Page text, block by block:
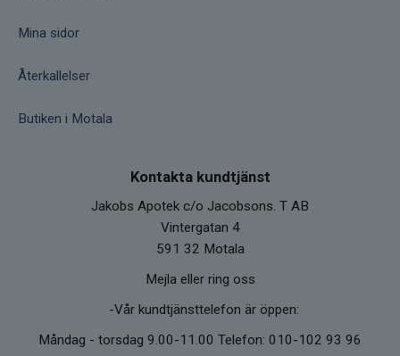
Mina sidor
Återkallelser
Butiken i Motala
Kontakta kundtjänst
Jakobs Apotek c/o Jacobsons. T AB
Vintergatan 4
591 32 Motala
Mejla eller ring oss
-Vår kundtjänsttelefon är öppen:
Måndag - torsdag 9.00-11.00 Telefon: 010-102 93 96